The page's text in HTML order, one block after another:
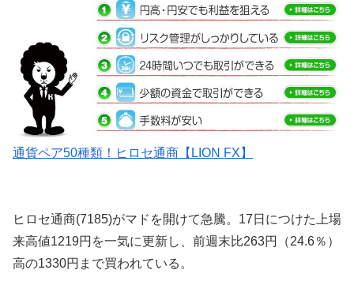
通貨ペア50種類！ヒロセ通商【LION FX】
ヒロセ通商(7185)がマドを開けて急騰。17日につけた上場
来高値1219円を一気に更新し、前週末比263円（24.6％）
高の1330円まで買われている。